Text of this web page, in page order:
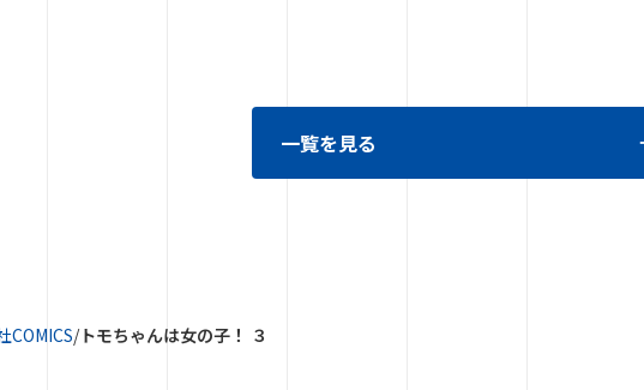
一覧を見る
COMICS/トモちゃんは女の子！ ３